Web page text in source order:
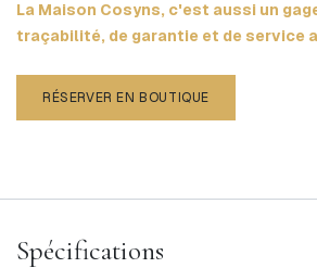
La Maison Cosyns, c'est aussi un
traçabilité, de garantie et de service
RÉSERVER EN BOUTIQUE
Spécifications